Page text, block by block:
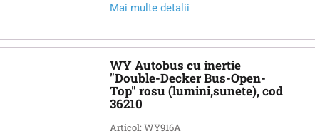
Mai multe detalii
WY Autobus cu inertie
"Double-Decker Bus-Open-
Top" rosu (lumini,sunete), cod
36210
Articol: WY916A